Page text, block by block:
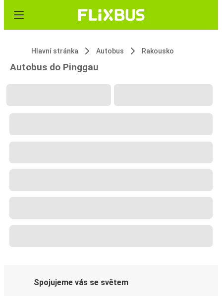
Hlavní stránka Autobus Rakousko
Autobus do Pinggau
Spojujeme vás se světem